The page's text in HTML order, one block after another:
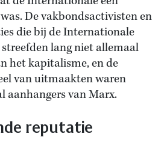
De vakbondsactivisten en
die bij de Internationale
lang niet allemaal
het kapitalisme, en de
van uitmaakten waren
aanhangers van Marx.
reputatie